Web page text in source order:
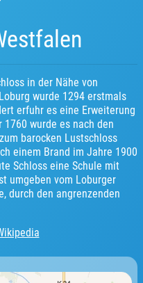
in der Nähe von
wurde 1294 erstmals
erfuhr es eine Erweiterung
wurde es nach den
barocken Lustschloss
einem Brand im Jahre 1900
Schloss eine Schule mit
umgeben vom Loburger
durch den angrenzenden